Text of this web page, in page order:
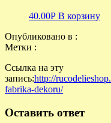
40.00Р В корзину
Опубликовано в :
Метки :
Ссылка на эту
запись:http://
fabrika-dekoru/
Оставить ответ